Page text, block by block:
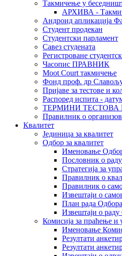
Такмичење у
АРХИВА -
Андроид апликација
Студент продекан
Студентски парламент
Савез студената
Регистроване
Часопис ПРАВНИК
Moot Court такмичење
Фонд проф. др
Пријаве за тестове и
Распоред испита -
ТЕРМИНИ ТЕСТОВА
Правилник о
Квалитет
Јединица за квалитет
Одбор за квалитет
Именовање
Пословник о
Стратегија за
Правилник о
Правилник о
Извештаји о
План рада
Извештаји о раду
Комисија за праћење и
Именовање
Резултати
Резултати